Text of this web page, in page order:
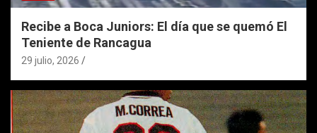
Recibe a Boca Juniors: El día que se quemó El
Teniente de Rancagua
29 julio, 2026